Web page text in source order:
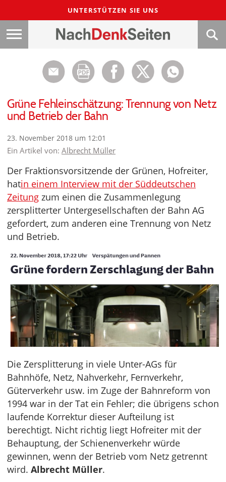
UNTERSTÜTZEN SIE UNS
Grüne Fehleinschätzung: Trennung von Netz
und Betrieb der Bahn
23. November 2018 um 12:01
Ein Artikel von: Albrecht Müller
Der Fraktionsvorsitzende der Grünen, Hofreiter,
hatin einem Interview mit der Süddeutschen
Zeitung zum einen die Zusammenlegung
zersplitterter Untergesellschaften der Bahn AG
gefordert, zum anderen eine Trennung von Netz
und Betrieb.
Die Zersplitterung in viele Unter-AGs für
Bahnhöfe, Netz, Nahverkehr, Fernverkehr,
Güterverkehr usw. im Zuge der Bahnreform von
1994 war in der Tat ein Fehler; die übrigens schon
laufende Korrektur dieser Aufteilung ist
berechtigt. Nicht richtig liegt Hofreiter mit der
Behauptung, der Schienenverkehr würde
gewinnen, wenn der Betrieb vom Netz getrennt
wird. Albrecht Müller.